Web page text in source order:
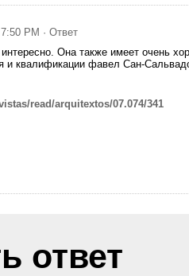
PM · Ответ
Она также имеет очень
и квалификации фавел Сан-
read/arquitextos/07.074/341
ответ